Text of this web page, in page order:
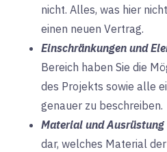
nicht. Alles, was hier
einen neuen Vertrag.
Einschränkungen und
Bereich haben Sie die
des Projekts sowie alle
genauer zu beschreiben.
Material und Ausrüstung
dar, welches Material